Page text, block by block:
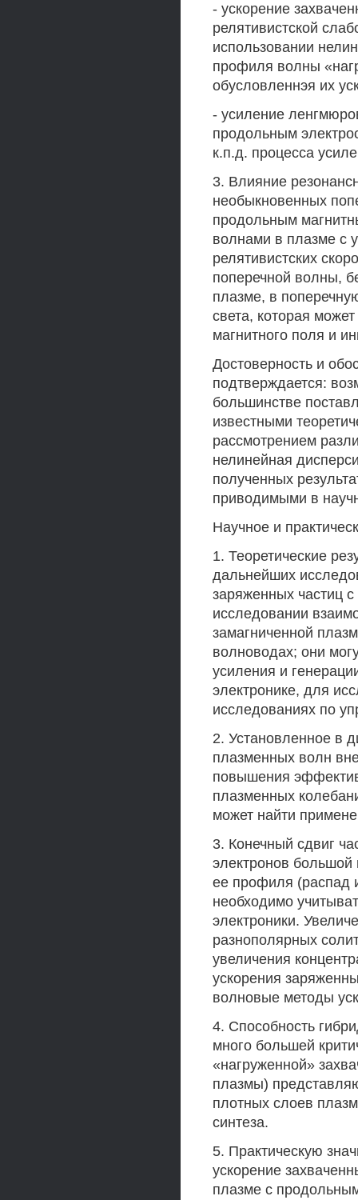
- ускорение
релятивистской
использовании
профиля волны
обусловленнэя их
- усиление
продольным
к.п.д. процесса
3. Влияние
необыкновенных
продольным
волнами в плазме с
релятивистских
поперечной волны,
плазме, в
света, которая
магнитного поля и
Достоверность и
подтверждается:
большинстве
известными
рассмотрением
нелинейная
полученных
приводимыми в
Научное и
1. Теоретические
дальнейших
заряженных частиц
исследовании
замагниченной
волноводах; они
усиления и
электронике, для
исследованиях по
2. Установленное в
плазменных волн
повышения
плазменных
может найти
3. Конечный сдвиг
электронов большой
ее профиля (распад
необходимо
электроники.
разнополярных
увеличения
ускорения
волновые методы
4. Способность
много большей
«нагруженной»
плазмы)
плотных слоев
синтеза.
5. Практическую
ускорение
плазме с